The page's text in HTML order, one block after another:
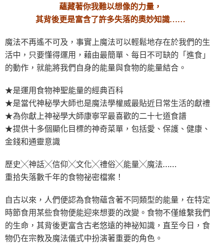
蘊藏著你我難以想像的力量，
其背後更是富含了許多失落的奧妙知識……
魔法不再遙不可及，事實上魔法可以輕鬆地存在於我們的生
活中，只要懂得運用，藉由最簡單、每日不可缺的「進食」
的動作，就能將我們自身的能量與食物的能量結合。
★是運用食物神聖能量的經典百科
★是當代神秘學大師也是魔法學權威最貼近日常生活的獻禮
★為你獻上神祕學大師康寧罕最喜歡的二十七道食譜
★提供十多個顯化目標的神奇菜單，包括愛、保護、健康、
金錢和通靈意識
歷史╳神話╳信仰╳文化╳禮俗╳能量╳魔法……
重拾失落數千年的食物祕密檔案！
自古以來，人們便認為食物蘊含著不同類型的能量，在特定
時節食用某些食物便能迎來想要的改變。食物不僅維繫我們
的生命，其背後更富含古老悠遠的神祕知識，直至今日，食
物仍在宗教及魔法儀式中扮演著重要的角色。